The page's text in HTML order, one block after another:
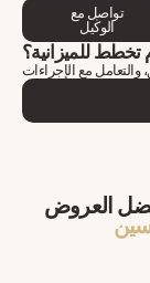
تواصل مع
الوكيل
للميزانية؟
والتعامل مع الإجراءات
العروض